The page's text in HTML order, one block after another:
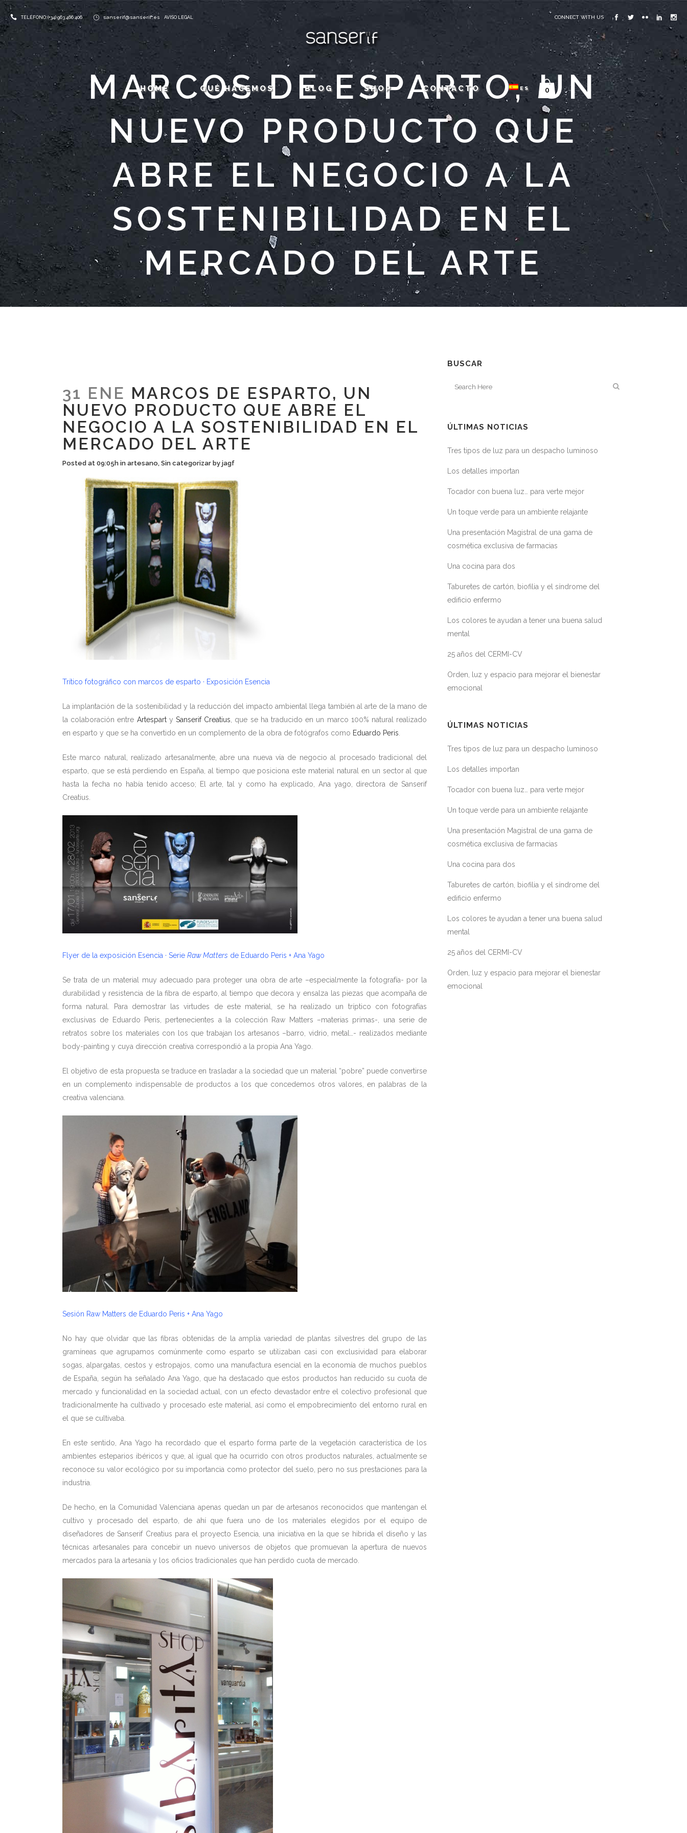
TELÉFONO: (+34) 963 466 406 sanserif@sanserif.es AVISO LEGAL CONNECT WITH US
HOME QUÉ HACEMOS BLOG SHOP CONTACTO ES 0
MARCOS DE ESPARTO, UN
NUEVO PRODUCTO QUE
ABRE EL NEGOCIO A LA
SOSTENIBILIDAD EN EL
MERCADO DEL ARTE
31 ENE MARCOS DE ESPARTO, UN
NUEVO PRODUCTO QUE ABRE EL
NEGOCIO A LA SOSTENIBILIDAD EN EL
MERCADO DEL ARTE
Posted at 09:05h in artesano, Sin categorizar by jagf
Trítico fotográfico con marcos de esparto · Exposición Esencia
La implantación de la sostenibilidad y la reducción del impacto ambiental llega también al arte de la mano de
la colaboración entre ArtespartySanserif Creatius , que se ha traducido en un marco 100% natural realizado
en esparto y que se ha convertido en un complemento de la obra de fotógrafos como Eduardo Peris
Este marco natural, realizado artesanalmente, abre una nueva vía de negocio al procesado tradicional del
esparto, que se está perdiendo en España, al tiempo que posiciona este material natural en un sector al que
hasta la fecha no había tenido acceso; El arte, tal y como ha explicado, Ana yago, directora de Sanserif
Creatius.
Flyer de la exposición Esencia · Serie Raw Matters de Eduardo Peris + Ana Yago
Se trata de un material muy adecuado para proteger una obra de arte –especialmente la fotografía- por la
durabilidad y resistencia de la fibra de esparto, al tiempo que decora y ensalza las piezas que acompaña de
forma natural. Para demostrar las virtudes de este material, se ha realizado un tríptico con fotografías
exclusivas de Eduardo Peris, pertenecientes a la colección Raw Matters –materias primas-, una serie de
retratos sobre los materiales con los que trabajan los artesanos –barro, vidrio, metal…- realizados mediante
body-painting y cuya dirección creativa correspondió a la propia Ana Yago.
El objetivo de esta propuesta se traduce en trasladar a la sociedad que un material “pobre” puede convertirse
en un complemento indispensable de productos a los que concedemos otros valores, en palabras de la
creativa valenciana.
Sesión Raw Matters de Eduardo Peris + Ana Yago
No hay que olvidar que las fibras obtenidas de la amplia variedad de plantas silvestres del grupo de las
gramíneas que agrupamos comúnmente como esparto se utilizaban casi con exclusividad para elaborar
sogas, alpargatas, cestos y estropajos, como una manufactura esencial en la economía de muchos pueblos
de España, según ha señalado Ana Yago, que ha destacado que estos productos han reducido su cuota de
mercado y funcionalidad en la sociedad actual, con un efecto devastador entre el colectivo profesional que
tradicionalmente ha cultivado y procesado este material, así como el empobrecimiento del entorno rural en
el que se cultivaba.
En este sentido, Ana Yago ha recordado que el esparto forma parte de la vegetación característica de los
ambientes esteparios ibéricos y que, al igual que ha ocurrido con otros productos naturales, actualmente se
reconoce su valor ecológico por su importancia como protector del suelo, pero no sus prestaciones para la
industria.
De hecho, en la Comunidad Valenciana apenas quedan un par de artesanos reconocidos que mantengan el
cultivo y procesado del esparto, de ahí que fuera uno de los materiales elegidos por el equipo de
diseñadores de Sanserif Creatius para el proyecto Esencia, una iniciativa en la que se hibrida el diseño y las
técnicas artesanales para concebir un nuevo universos de objetos que promuevan la apertura de nuevos
mercados para la artesanía y los oficios tradicionales que han perdido cuota de mercado.
BUSCAR
ÚLTIMAS NOTICIAS
Tres tipos de luz para un despacho luminoso
Los detalles importan
Tocador con buena luz… para verte mejor
Un toque verde para un ambiente relajante
Una presentación Magistral de una gama de
cosmética exclusiva de farmacias
Una cocina para dos
Taburetes de cartón, biofilia y el síndrome del
edificio enfermo
Los colores te ayudan a tener una buena salud
mental
25 años del CERMI-CV
Orden, luz y espacio para mejorar el bienestar
emocional
ÚLTIMAS NOTICIAS
Tres tipos de luz para un despacho luminoso
Los detalles importan
Tocador con buena luz… para verte mejor
Un toque verde para un ambiente relajante
Una presentación Magistral de una gama de
cosmética exclusiva de farmacias
Una cocina para dos
Taburetes de cartón, biofilia y el síndrome del
edificio enfermo
Los colores te ayudan a tener una buena salud
mental
25 años del CERMI-CV
Orden, luz y espacio para mejorar el bienestar
emocional